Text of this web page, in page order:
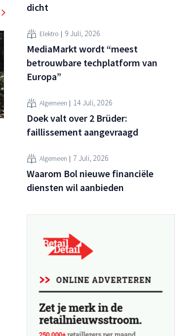
dicht
Elektro 9 Juli, 2026
MediaMarkt wordt “meest
betrouwbare techplatform van
Europa”
Algemeen 14 Juli, 2026
Doek valt over 2 Brüder:
faillissement aangevraagd
Algemeen 7 Juli, 2026
Waarom Bol nieuwe financiële
diensten wil aanbieden